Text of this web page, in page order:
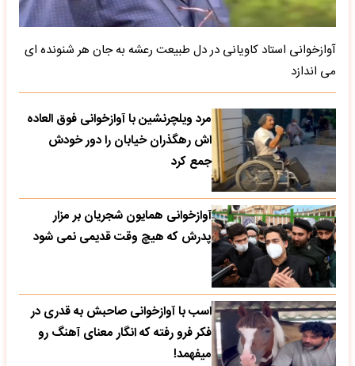
آوازخوانی استاد کاویانی در دل طبیعت رعشه به جان هر شنونده ای
می اندازد
مرد ویلچرنشین با آوازخوانی فوق العاده
اش رهگذران خیابان را دور خودش
جمع کرد
آوازخوانی همایون شجریان بر مزار
پدرش که هیچ وقت قدیمی نمی شود
اسب با آوازخوانی صاحبش به قدری در
فکر فرو رفته که انگار معنای آهنگ رو
میفهمد!